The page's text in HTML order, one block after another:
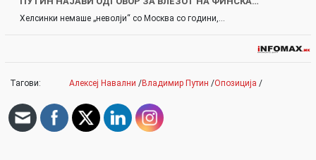
Хелсинки немаше „неволји“ со Москва со години,…
Тагови: Алексеј Навални /Владимир Путин /Опозиција /